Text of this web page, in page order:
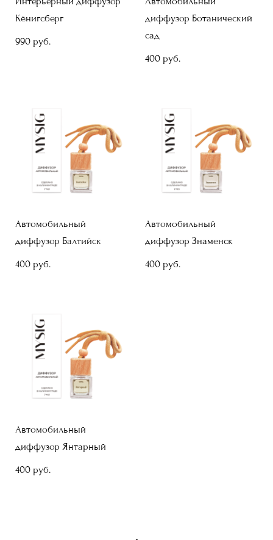
Кёнигсберг
990 pуб.
диффузор Ботанический
сад
400 pуб.
Автомобильный
диффузор Балтийск
400 pуб.
Автомобильный
диффузор Знаменск
400 pуб.
Автомобильный
диффузор Янтарный
400 pуб.